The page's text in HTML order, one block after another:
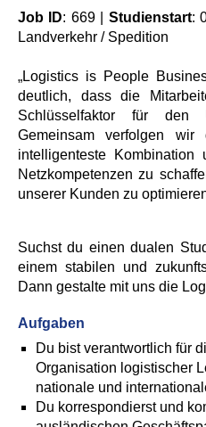
Job ID: 669 | Studienstart:
Landverkehr / Spedition
„Logistics is People
deutlich, dass die
Schlüsselfaktor für den
Gemeinsam verfolgen
intelligenteste Kombination
Netzkompetenzen zu
unserer Kunden zu
Suchst du einen dualen
einem stabilen und
Dann gestalte mit uns die
Aufgaben
Du bist verantwortlich für
Organisation logistischer
nationale und
Du korrespondierst und